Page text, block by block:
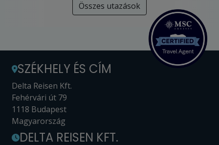
Összes utazások
SZÉKHELY ÉS CÍM
Delta Reisen Kft.
Fehérvári út 79
1118 Budapest
Magyarország
DELTA REISEN KFT.